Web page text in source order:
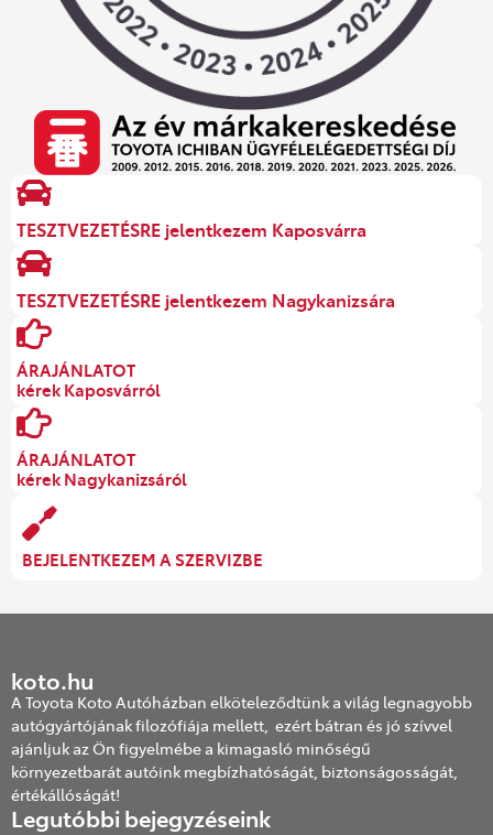
TESZTVEZETÉSRE jelentkezem Kaposvárra
TESZTVEZETÉSRE jelentkezem Nagykanizsára
ÁRAJÁNLATOT
kérek Kaposvárról
ÁRAJÁNLATOT
kérek Nagykanizsáról
BEJELENTKEZEM A SZERVIZBE
koto.hu
A Toyota Koto Autóházban elköteleződtünk a világ legnagyobb
autógyártójának filozófiája mellett, ezért bátran és jó szívvel
ajánljuk az Ön figyelmébe a kimagasló minőségű
környezetbarát autóink megbízhatóságát, biztonságosságát,
értékállóságát!
Legutóbbi bejegyzéseink